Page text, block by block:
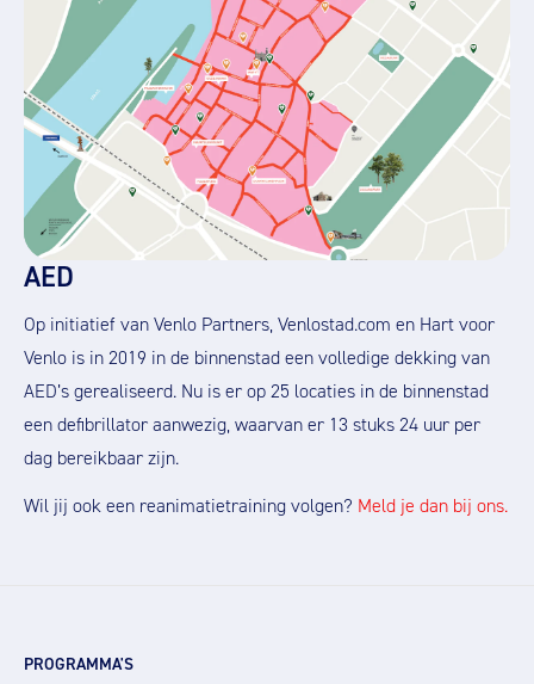
AED
Op initiatief van Venlo Partners, Venlostad.com en Hart voor
Venlo is in 2019 in de binnenstad een volledige dekking van
AED’s gerealiseerd. Nu is er op 25 locaties in de binnenstad
een defibrillator aanwezig, waarvan er 13 stuks 24 uur per
dag bereikbaar zijn.
Wil jij ook een reanimatietraining volgen? Meld je dan bij ons.
PROGRAMMA'S